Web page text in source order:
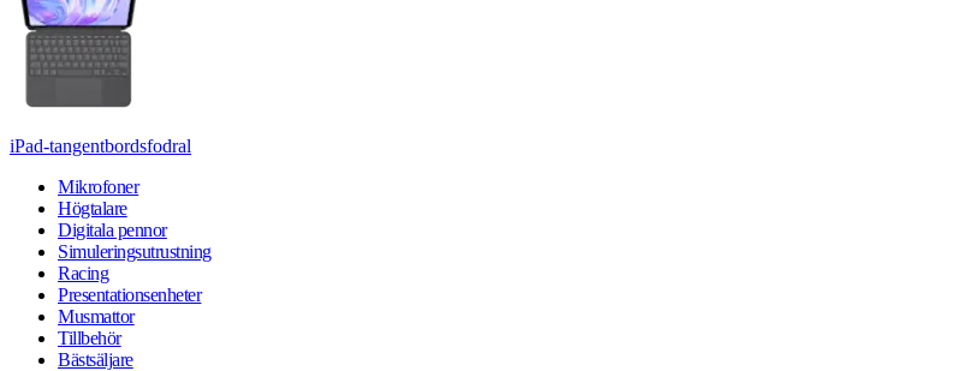
iPad-tangentbordsfodral
Mikrofoner
Högtalare
Digitala pennor
Simuleringsutrustning
Racing
Presentationsenheter
Musmattor
Tillbehör
Bästsäljare